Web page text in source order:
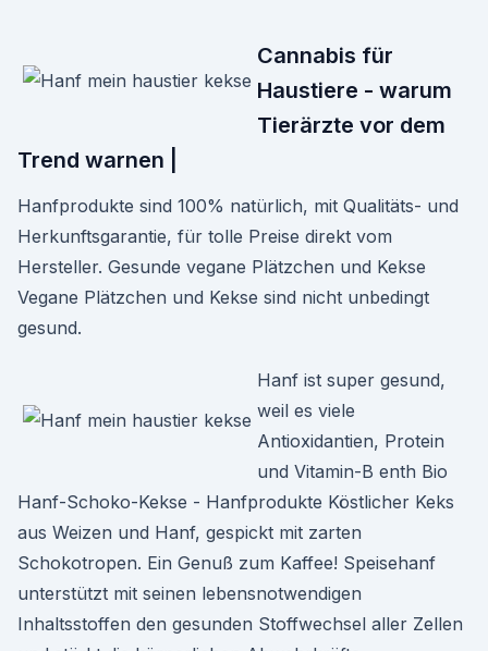
Cannabis für
Haustiere - warum
Tierärzte vor dem
Trend warnen |
Hanfprodukte sind 100% natürlich, mit Qualitäts- und
Herkunftsgarantie, für tolle Preise direkt vom
Hersteller. Gesunde vegane Plätzchen und Kekse
Vegane Plätzchen und Kekse sind nicht unbedingt
gesund.
Hanf ist super gesund,
weil es viele
Antioxidantien, Protein
und Vitamin-B enth Bio
Hanf-Schoko-Kekse - Hanfprodukte Köstlicher Keks
aus Weizen und Hanf, gespickt mit zarten
Schokotropen. Ein Genuß zum Kaffee! Speisehanf
unterstützt mit seinen lebensnotwendigen
Inhaltsstoffen den gesunden Stoffwechsel aller Zellen